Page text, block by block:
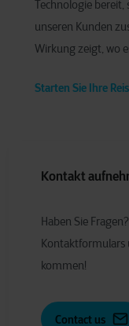
Technologie bereit,
unseren Kunden
Wirkung zeigt, wo
Starten Sie Ihre
Kontakt
Haben Sie
Kontaktformulars
kommen!
Contact us